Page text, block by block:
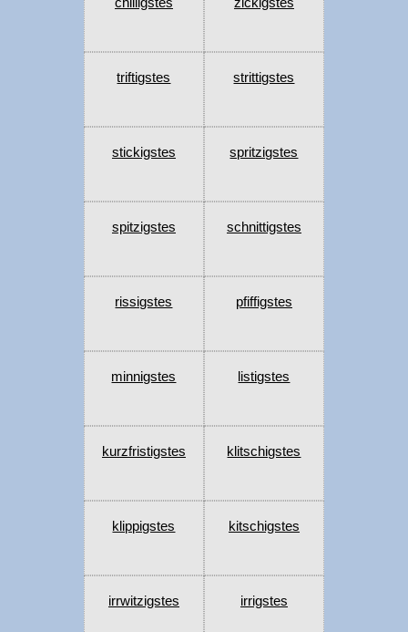
triftigstes strittigstes
stickigstes spritzigstes
spitzigstes schnittigstes
rissigstes pfiffigstes
minnigstes listigstes
kurzfristigstes klitschigstes
klippigstes kitschigstes
irrwitzigstes irrigstes